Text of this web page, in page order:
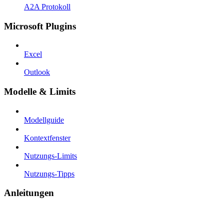
A2A Protokoll
Microsoft Plugins
Excel
Outlook
Modelle & Limits
Modellguide
Kontextfenster
Nutzungs-Limits
Nutzungs-Tipps
Anleitungen